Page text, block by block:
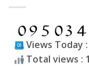
Views Today
Total views :